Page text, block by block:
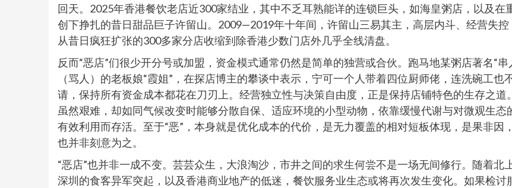
回天。2025年香港餐饮老店近300家结业，其中不乏耳熟能详的连锁巨头，如海皇粥店，以及在
创下挣扎的昔日甜品巨子许留山。2009—2019年十年间，许留山三易其主，高层内斗、经营失控
从昔日疯狂扩张的300多家分店收缩到除香港少数门店外几乎全线清盘。
反而“恶店”们很少开分号或加盟，资金模式通常仍然是简单的独营或合伙。跑马地某粥店著名“串
（骂人）的老板娘“霞姐”，在探店博主的攀谈中表示，宁可一个人带着四位厨师佬，连洗碗工也
请，保持所有资金成本都花在刀刃上。经营独立性与决策自由度，正是保持店铺特色的生存之道。
虽然艰难，却如同气候改变时能够分散自保、适应环境的小型动物，依靠缓慢代谢与对微观生态
有效利用而存活。至于“恶”，本身就是优化成本的代价，是无力覆盖的相对短板体现，是果非因，
也并非刻意为之。
“恶店”也并非一成不变。芸芸众生，大浪淘沙，市井之间的求生何尝不是一场无间修行。随着北
深圳的食客异军突起，以及香港商业地产的低迷，餐饮服务业生态或将再次发生变化。如果检讨